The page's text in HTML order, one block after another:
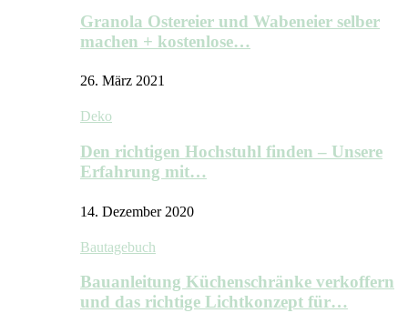
Granola Ostereier und Wabeneier selber
machen + kostenlose…
26. März 2021
Deko
Den richtigen Hochstuhl finden – Unsere
Erfahrung mit…
14. Dezember 2020
Bautagebuch
Bauanleitung Küchenschränke verkoffern
und das richtige Lichtkonzept für…